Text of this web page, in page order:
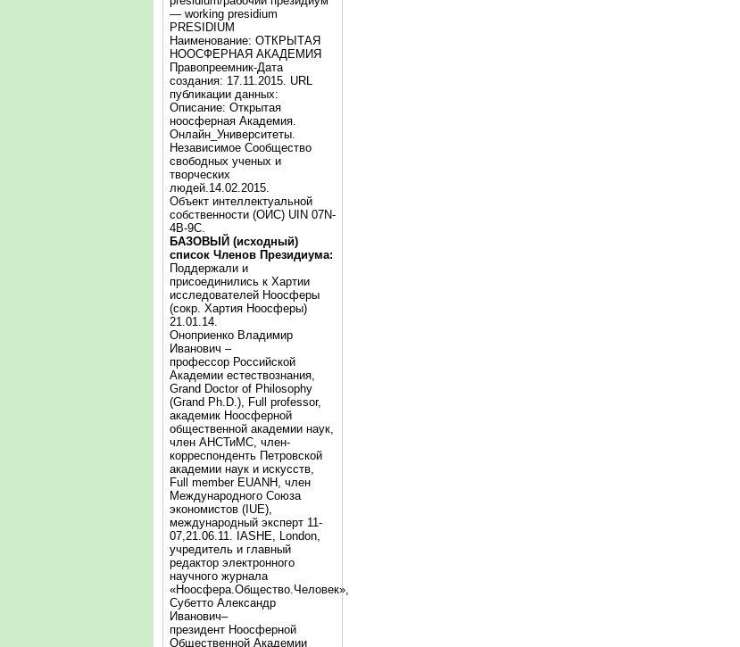
— working presidium
PRESIDIUM
Наименование: ОТКРЫТАЯ
НООСФЕРНАЯ АКАДЕМИЯ
Правопреемник-Дата
создания: 17.11.2015. URL
публикации данных:
Описание: Открытая
ноосферная Академия.
Онлайн_Университеты.
Независимое Сообщество
свободных ученых и
творческих
людей.14.02.2015.
Объект интеллектуальной
собственности (ОИС) UIN 07N-
4B-9C.
БАЗОВЫЙ (исходный)
список Членов Президиума:
Поддержали и
присоединились к Хартии
исследователей Ноосферы
(сокр. Хартия Ноосферы)
21.01.14.
Оноприенко Владимир
Иванович –
профессор Российской
Академии естествознания,
Grand Doctor of Philosophy
(Grand Ph.D.), Full professor,
академик Ноосферной
общественной академии наук,
член АНСТиМС, член-
корреспонденть Петровской
академии наук и искусств,
Full member EUANH, член
Международного Союза
экономистов (IUE),
международный эксперт 11-
07,21.06.11. IASHE, London,
учредитель и главный
редактор электронного
научного журнала
«Ноосфера.Общество.Человек»,
Субетто Александр
Иванович–
президент Ноосферной
Общественной Академии